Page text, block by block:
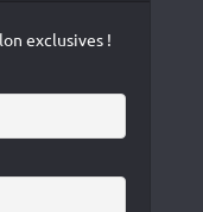
exclusives !